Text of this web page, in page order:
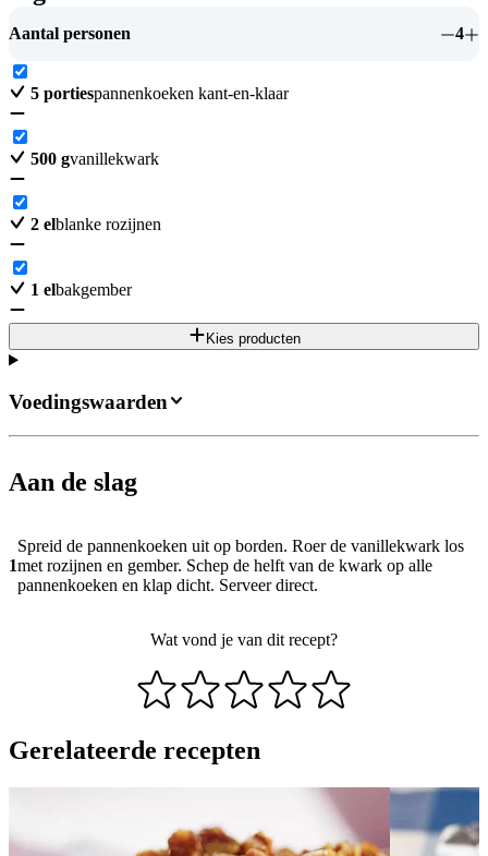
Aantal personen 4
5 portiespannenkoeken kant-en-klaar
500 gvanillekwark
2 elblanke rozijnen
1 elbakgember
Kies producten
Aan de slag
1
Spreid de pannenkoeken uit op borden. Roer de vanillekwark los
met rozijnen en gember. Schep de helft van de kwark op alle
pannenkoeken en klap dicht. Serveer direct.
Wat vond je van dit recept?
Voedingswaarden
Gerelateerde recepten